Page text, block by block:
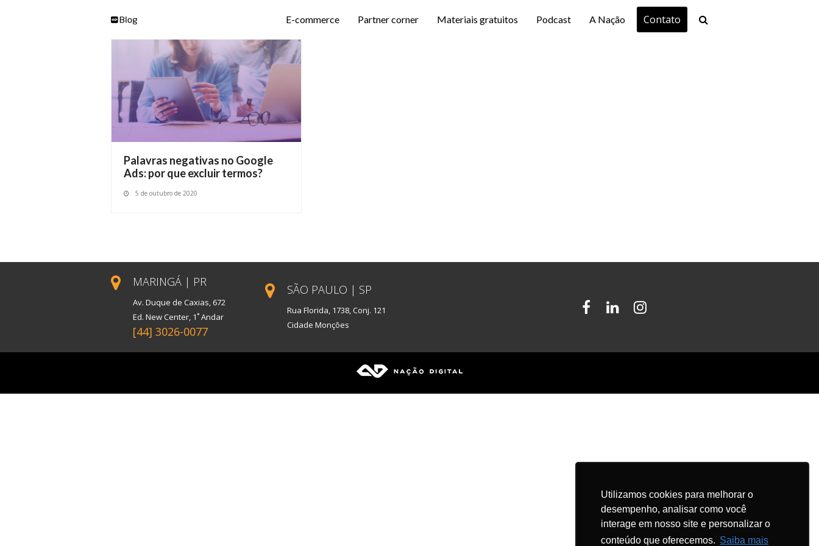
Utilizamos cookies para melhorar o
desempenho, analisar como você
interage em nosso site e personalizar o
conteúdo que oferecemos. Saiba mais
E-commerce Partner corner Materiais gratuitos Podcast A Nação Contato
Palavras negativas no Google
Ads: por que excluir termos?
5 de outubro de 2020
MARINGÁ | PR
Av. Duque de Caxias, 672
Ed. New Center, 1˚ Andar
[44] 3026-0077
SÃO PAULO | SP
Rua Florida, 1738, Conj. 121
Cidade Monções
Facebook
LinkedInInstagram